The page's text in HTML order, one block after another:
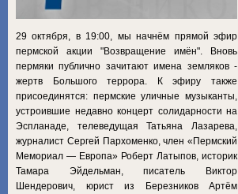
29 октября, в 19:00, мы начнём прямой эфир
пермской акции "Возвращение имён". Вновь
пермяки публично зачитают имена земляков -
жертв Большого террора. К эфиру также
присоединятся: пермские уличные музыканты,
устроившие недавно концерт солидарности на
Эспланаде, телеведущая Татьяна Лазарева,
журналист Сергей Пархоменко, член «Пермский
Мемориал — Европа» Роберт Латыпов, историк
Тамара Эйдельман, писатель Виктор
Шендерович, юрист из Березников Артём